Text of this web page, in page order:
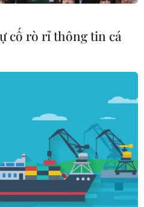
và hàng không vũ
đến nay
dự của khoảng 300
phòng từ 45 quốc gia trên
quốc phòng và 440
28 quốc gia.
cố rò rỉ thông tin cá